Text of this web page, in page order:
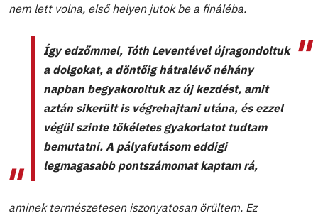
nem lett volna, első helyen jutok be a fináléba.
Így edzőmmel, Tóth Leventével újragondoltuk
a dolgokat, a döntőig hátralévő néhány
napban begyakoroltuk az új kezdést, amit
aztán sikerült is végrehajtani utána, és ezzel
végül szinte tökéletes gyakorlatot tudtam
bemutatni. A pályafutásom eddigi
legmagasabb pontszámomat kaptam rá,
aminek természetesen iszonyatosan örültem. Ez